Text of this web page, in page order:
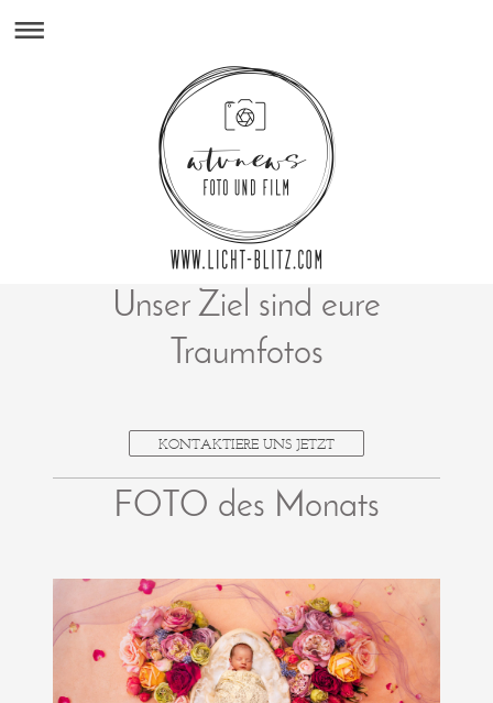
Unser Ziel sind eure
Traumfotos
KONTAKTIERE UNS JETZT
FOTO des Monats